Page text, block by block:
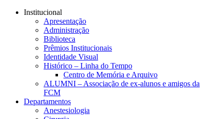
Conteúdo principal
Institucional
Apresentação
Administração
Biblioteca
Prêmios Institucionais
Identidade Visual
Histórico – Linha do Tempo
Centro de Memória e Arquivo
ALUMNI – Associação de ex-alunos e amigos da
FCM
Departamentos
Anestesiologia